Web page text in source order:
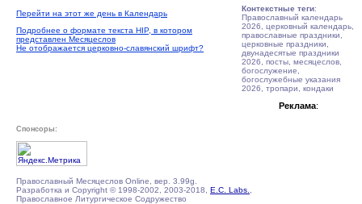
Перейти на этот же день в Календарь
Подробнее о формате текста HIP, в котором
представлен Месяцеслов
Не отображается церковно-славянский шрифт?
Контекстные теги:
Православный календарь
2026, церковный календарь,
православные праздники,
церковные праздники,
двунадесятые праздники
2026, посты, месяцеслов,
богослужение,
богослужебные указания
2026, тропари, кондаки
Реклама:
Спонсоры:
Православный Месяцеслов Online, вер. 3.99g.
Разработка и Copyright © 1998-2002, 2003-2018, E.C. Labs.
Православное Литургическое Содружество